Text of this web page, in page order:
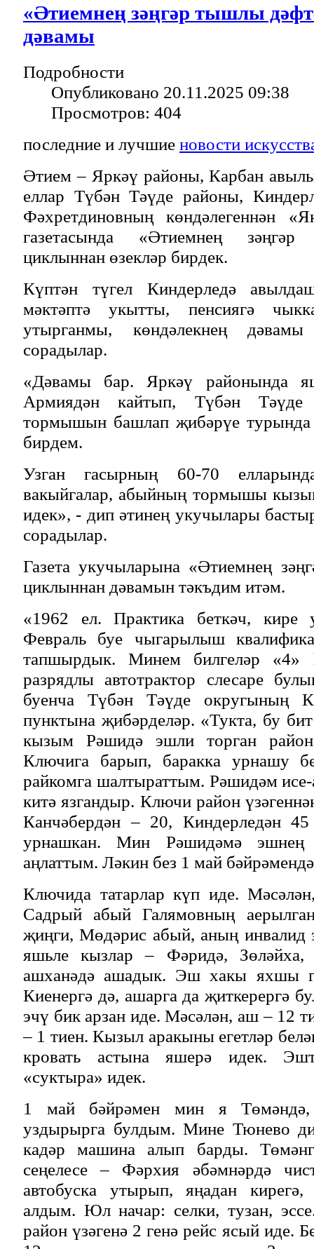
«Әтиемнең зәңгәр тышлы
дәвамы
Подробности
Опубликовано 20.11.2025 09:38
Просмотров: 404
последние и лучшие новости
Әтием – Яркәү районы, Карбан
еллар Түбән Тәүде районы,
Фәхретдиновның көндәлегеннән
газетасында «Әтиемнең
циклыннан өзекләр бирдек.
Күптән түгел Киндерледә
мәктәптә укытты, пенсиягә
утырганмы, көндәлекнең
сорадылар.
«Дәвамы бар. Яркәү районында
Армиядән кайтып, Түбән Тәүде
тормышын башлап җибәрүе турында
бирдем.
Узган гасырның 60-70
вакыйгалар, абыйның тормышы
идек», - дип әтинең укучылары
сорадылар.
Газета укучыларына «Әтиемнең
циклыннан дәвамын тәкъдим итәм.
«1962 ел. Практика беткәч, кире
Февраль буе чыгарылыш
тапшырдык. Минем билгеләр «4»
разрядлы автотрактор слесаре
буенча Түбән Тәүде округының
пунктына җибәрделәр. «Тукта, бу
кызым Рәшидә эшли торган
Ключига барып, баракка урнашу
райкомга шалтыраттым. Рәшидәм
китә язгандыр. Ключи район
Канчәбердән – 20, Киндерледән
урнашкан. Мин Рәшидәмә эшнең
аңлаттым. Ләкин без 1 май
Ключида татарлар күп иде.
Садрый абый Галямовның
җиңги, Мөдәрис абый, аның инвалид
яшьле кызлар – Фәридә, Зөләйха,
ашханәдә ашадык. Эш хакы яхшы
Киенергә дә, ашарга да җиткерергә
эчү бик арзан иде. Мәсәлән, аш – 12
– 1 тиен. Кызыл аракыны егетләр
кровать астына яшерә идек.
«суктыра» идек.
1 май бәйрәмен мин я
уздырырга булдым. Мине Тюнево
кадәр машина алып барды.
сеңелесе – Фәрхия әбәмнәрдә
автобуска утырып, яңадан
алдым. Юл начар: селки, тузан,
район үзәгенә 2 генә рейс ясый иде.